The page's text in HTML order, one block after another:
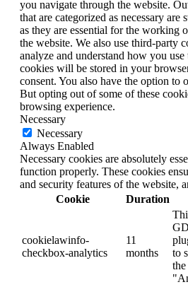
you navigate through the website.
that are categorized as necessary are
as they are essential for the working
the website. We also use third-party
analyze and understand how you
cookies will be stored in your
consent. You also have the option to
But opting out of some of these
browsing experience.
Necessary
Necessary
Always Enabled
Necessary cookies are absolutely
function properly. These cookies
and security features of the website,
Cookie
Duration
cookielawinfo-
checkbox-analytics
11
months
to